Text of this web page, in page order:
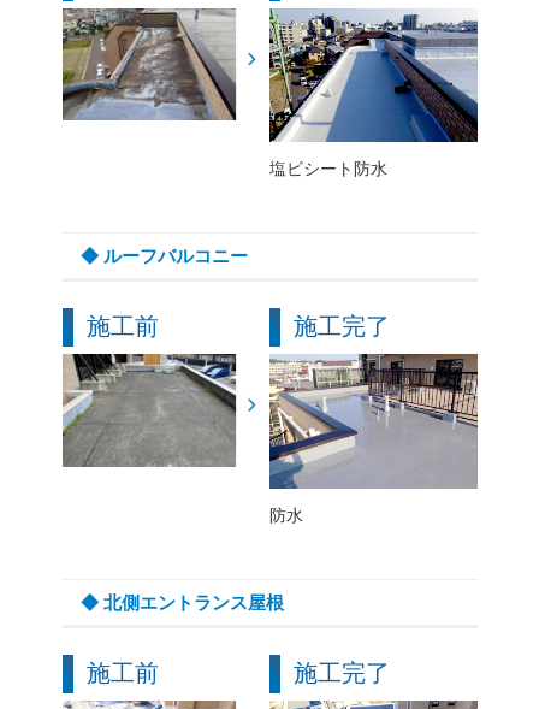
塩ビシート防水
◆ ルーフバルコニー
施工前 施工完了
防水
◆ 北側エントランス屋根
施工前 施工完了